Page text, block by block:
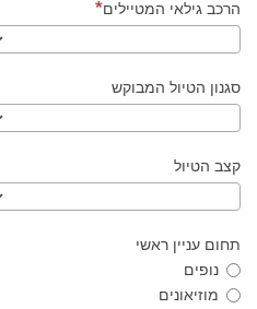
הרכב גילאי המטיילים
סגנון הטיול המבוקש
קצב הטיול
תחום עניין ראשי
נופים
מוזיאונים